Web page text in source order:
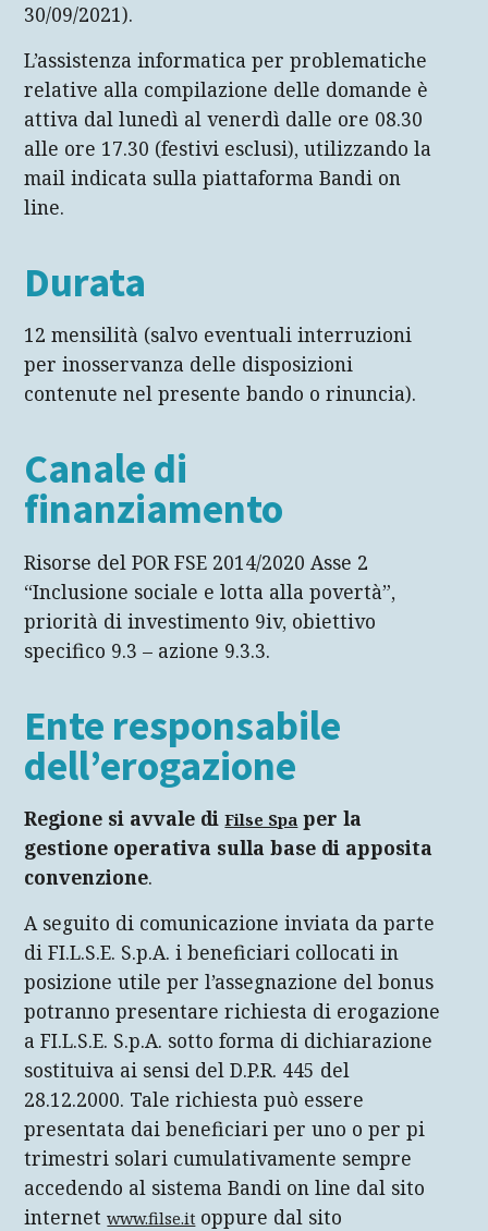
30/09/2021).
L’assistenza informatica per problematiche
relative alla compilazione delle domande è
attiva dal lunedì al venerdì dalle ore 08.30
alle ore 17.30 (festivi esclusi), utilizzando la
mail indicata sulla piattaforma Bandi on
line.
Durata
12 mensilità (salvo eventuali interruzioni
per inosservanza delle disposizioni
contenute nel presente bando o rinuncia).
Canale di
finanziamento
Risorse del POR FSE 2014/2020 Asse 2
“Inclusione sociale e lotta alla povertà”,
priorità di investimento 9iv, obiettivo
specifico 9.3 – azione 9.3.3.
Ente responsabile
dell’erogazione
Regione si avvale diFilse Spa per la
gestione operativa sulla base di apposita
convenzione.
A seguito di comunicazione inviata da parte
di FI.L.S.E. S.p.A. i beneficiari collocati in
posizione utile per l’assegnazione del bonus
potranno presentare richiesta di erogazione
a FI.L.S.E. S.p.A. sotto forma di dichiarazione
sostituiva ai sensi del D.P.R. 445 del
28.12.2000. Tale richiesta può essere
presentata dai beneficiari per uno o per pi
trimestri solari cumulativamente sempre
accedendo al sistema Bandi on line dal sito
internetwww.filse.it oppure dal sito